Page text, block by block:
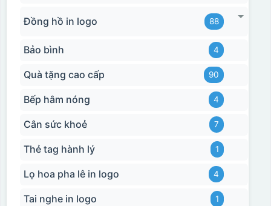
Đồng hồ in logo 88
Bảo bình 4
Quà tặng cao cấp 90
Bếp hâm nóng 4
Cân sức khoẻ 7
Thẻ tag hành lý 1
Lọ hoa pha lê in logo 4
Tai nghe in logo 1